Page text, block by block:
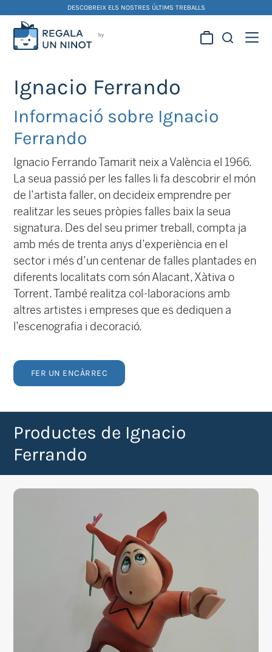
content
DESCOBREIX ELS NOSTRES ÚLTIMS TREBALLS
foguerers
Ignacio Ferrando
Informació sobre Ignacio
Ferrando
Ignacio Ferrando Tamarit neix a València el 1966.
La seua passió per les falles li fa descobrir el món
de l’artista faller, on decideix emprendre per
realitzar les seues pròpies falles baix la seua
signatura. Des del seu primer treball, compta ja
amb més de trenta anys d’experiència en el
sector i més d’un centenar de falles plantades en
diferents localitats com són Alacant, Xàtiva o
Torrent. També realitza col·laboracions amb
altres artistes i empreses que es dediquen a
l’escenografia i decoració.
FER UN ENCÀRREC
Productes de Ignacio
Ferrando